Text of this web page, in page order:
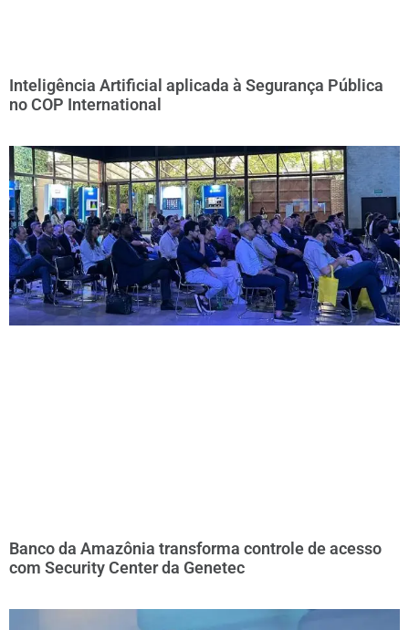
Inteligência Artificial aplicada à Segurança Pública
no COP International
Banco da Amazônia transforma controle de acesso
com Security Center da Genetec